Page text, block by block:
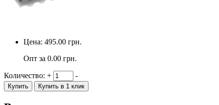
Цена: 495.00 грн.
Опт за 0.00 грн.
Количество: + -
Купить Купить в 1 клик